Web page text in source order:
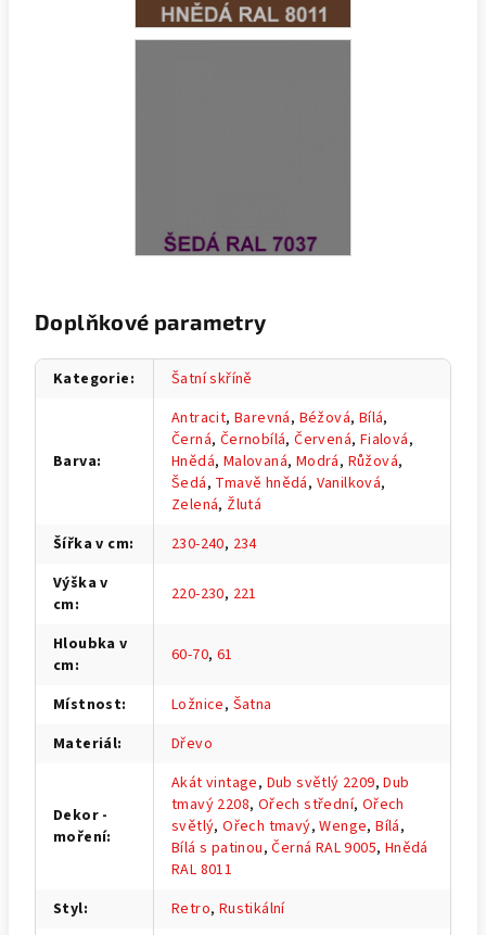
Doplňkové parametry
Kategorie: Šatní skříně
Barva:
Antracit,Barevná, Béžová, Bílá,
Černá, Černobílá,Červená, Fialová,
Hnědá, Malovaná, Modrá, Růžová,
Šedá, Tmavě hnědá, Vanilková,
Zelená, Žlutá
Šířka v cm: 230-240, 234
Výška v
cm: 220-230, 221
Hloubka v
cm: 60-70, 61
Místnost: Ložnice, Šatna
Materiál: Dřevo
Dekor -
moření:
Akát vintage, Dub světlý 2209,Dub
tmavý 2208, Ořech střední, Ořech
světlý,Ořech tmavý,Wenge,Bílá,
Bílá s patinou,Černá RAL 9005, Hnědá
RAL 8011
Styl: Retro, Rustikální